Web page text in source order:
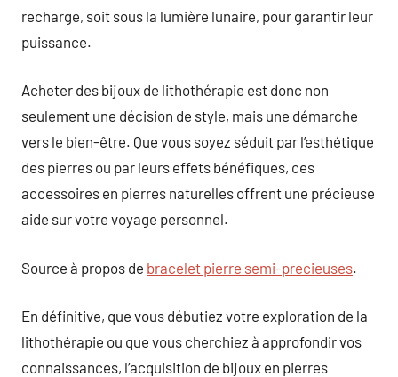
recharge, soit sous la lumière lunaire, pour garantir leur
puissance.
Acheter des bijoux de lithothérapie est donc non
seulement une décision de style, mais une démarche
vers le bien-être. Que vous soyez séduit par l’esthétique
des pierres ou par leurs effets bénéfiques, ces
accessoires en pierres naturelles offrent une précieuse
aide sur votre voyage personnel.
Source à propos de bracelet pierre semi-precieuses.
En définitive, que vous débutiez votre exploration de la
lithothérapie ou que vous cherchiez à approfondir vos
connaissances, l’acquisition de bijoux en pierres